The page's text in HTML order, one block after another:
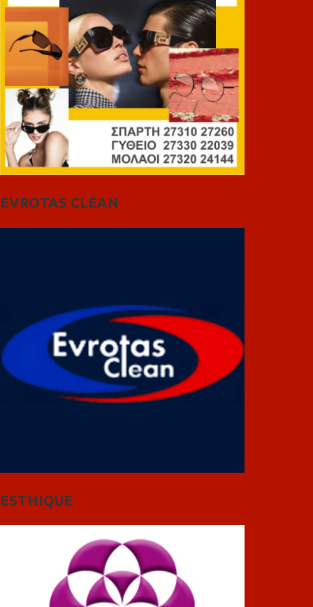
EVROTAS CLEAN
ESTHIQUE